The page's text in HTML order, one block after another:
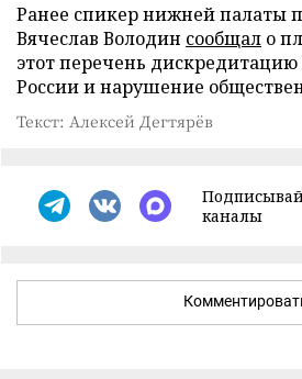
Ранее спикер нижней палаты
Вячеслав Володин сообщал о
этот перечень
России и нарушение
Текст: Алексей Дегтярёв
каналы